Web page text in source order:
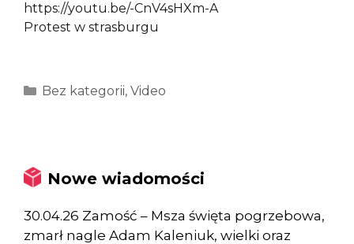
https://youtu.be/-CnV4sHXm-A
Protest w strasburgu
Kategorie
Bez kategorii, Video
Nowe wiadomości
30.04.26 Zamość – Msza święta pogrzebowa,
zmarł nagle Adam Kaleniuk, wielki oraz